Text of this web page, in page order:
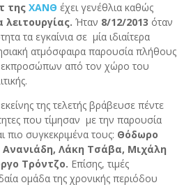
της ΧΑΝΘ έχει γενέθλια καθώς
Ήταν 8/12/2013 όταν
τα εγκαίνια σε μία ιδιαίτερα
ατμόσφαιρα παρουσία πλήθους
εκπροσώπων από τον χώρο του
της τελετής βράβευσε πέντε
που τίμησαν με την παρουσία
πιο συγκεκριμένα τους: Θόδωρο
Λάκη Τσάβα, Μιχάλη
Τρόντζο. Επίσης, τιμές
ομάδα της χρονικής περιόδου